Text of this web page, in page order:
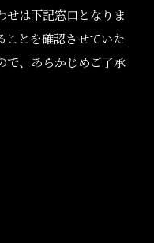
せは下記窓口となりま
ことを確認させていた
で、あらかじめご了承